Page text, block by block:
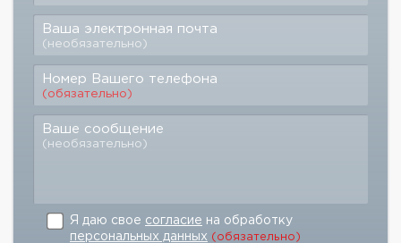
Ваша электронная почта
(необязательно)
Номер Вашего телефона
(обязательно)
Ваше сообщение
(необязательно)
Я даю свое согласие на обработку
персональных данных (обязательно)